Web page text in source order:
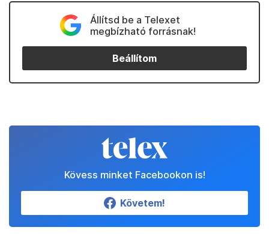
Állítsd be a Telexet
megbízható forrásnak!
Beállítom
Kövess minket Facebookon is!
Követem!